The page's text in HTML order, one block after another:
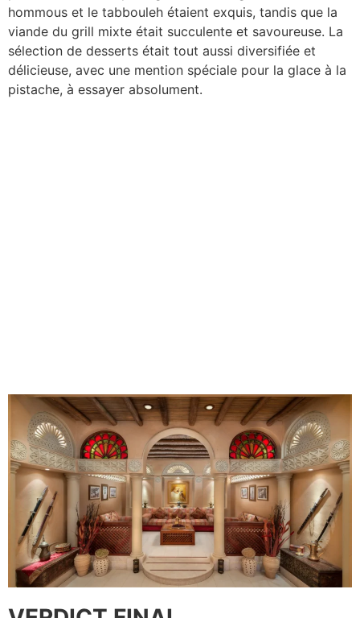
hommous et le tabbouleh étaient exquis, tandis que la
viande du grill mixte était succulente et savoureuse. La
sélection de desserts était tout aussi diversifiée et
délicieuse, avec une mention spéciale pour la glace à la
pistache, à essayer absolument.